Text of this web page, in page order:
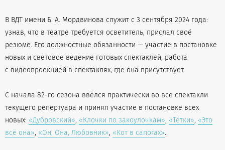
В ВДТ имени Б. А. Мордвинова служит с 3 сентября 2024 года:
узнав, что в театре требуется осветитель, прислал своё
резюме. Его должностные обязанности — участие в постановке
новых и световое ведение готовых спектаклей, работа
с видеопроекцией в спектаклях, где она присутствует.
С начала 82-го сезона ввёлся практически во все спектакли
текущего репертуара и принял участие в постановке всех
новых: «Дубровский», «Клочки по закоулочкам», «Тётки», «Это
всё она», «Он, Она, Любовник», «Кот в сапогах».